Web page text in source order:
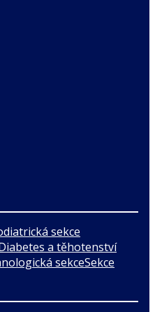
sekce
a těhotenství
sekceSekce